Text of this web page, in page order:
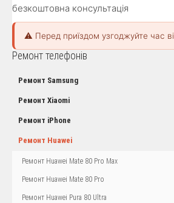
безкоштовна консультація
⚠️ Перед приїздом узгоджуйте час
Ремонт телефонів
Ремонт Samsung
Ремонт Xiaomi
Ремонт iPhone
Ремонт Huawei
Ремонт Huawei Mate 80 Pro Max
Ремонт Huawei Mate 80 Pro
Ремонт Huawei Pura 80 Ultra